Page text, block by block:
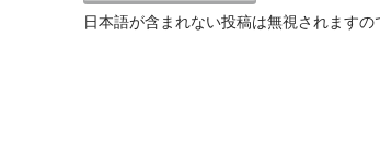
日本語が含まれない投稿は無視されますの